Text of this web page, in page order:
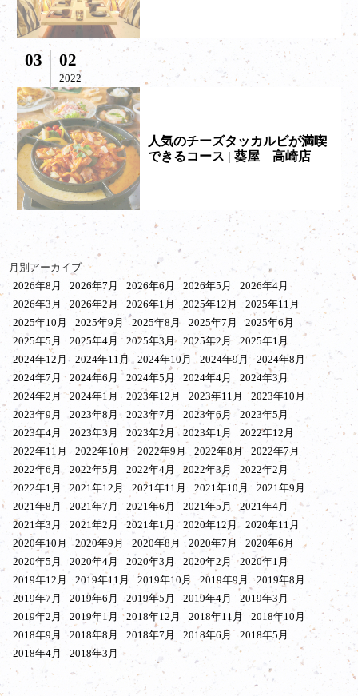
03 02
2022
人気のチーズタッカルビが満喫
できるコース | 葵屋 高崎店
月別アーカイブ
2026年8月
2026年7月 2026年6月 2026年5月
2026年4月
2026年3月
2026年2月 2026年1月 2025年12月
2025年11月
2025年10月
2025年9月 2025年8月 2025年7月
2025年6月
2025年5月
2025年4月 2025年3月 2025年2月
2025年1月
2024年12月
2024年11月 2024年10月 2024年9月
2024年8月
2024年7月
2024年6月 2024年5月 2024年4月
2024年3月
2024年2月
2024年1月 2023年12月 2023年11月
2023年10月
2023年9月
2023年8月 2023年7月 2023年6月
2023年5月
2023年4月
2023年3月 2023年2月 2023年1月
2022年12月
2022年11月
2022年10月 2022年9月 2022年8月
2022年7月
2022年6月
2022年5月 2022年4月 2022年3月
2022年2月
2022年1月
2021年12月 2021年11月 2021年10月
2021年9月
2021年8月
2021年7月 2021年6月 2021年5月
2021年4月
2021年3月
2021年2月 2021年1月 2020年12月
2020年11月
2020年10月
2020年9月 2020年8月 2020年7月
2020年6月
2020年5月
2020年4月 2020年3月 2020年2月
2020年1月
2019年12月
2019年11月 2019年10月 2019年9月
2019年8月
2019年7月
2019年6月 2019年5月 2019年4月
2019年3月
2019年2月
2019年1月 2018年12月 2018年11月
2018年10月
2018年9月
2018年8月 2018年7月 2018年6月
2018年5月
2018年4月
2018年3月